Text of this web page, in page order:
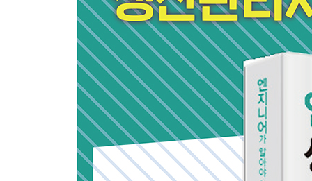
2-8 생산 매니지먼트로서의 공장 연계·글로벌 매니
COLUMN 생산 관리의 미래 ② Production Control
제 3장 생산 관리 업무와 관련 시스템(1) 생산 매니
3-1 업무 흐름에서 본 생산 관리
3-2 생산 매니지먼트의 핵심은 계획 관리와 원가
3-3 서플라이 체인의 계획 연쇄와 사이클 버킷
3-4 생산 관리 기능(1) 중장기 생산 계획·능력 계획
3-5 생산 관리 기능(2) 중장기 조달 계획·소싱 절차